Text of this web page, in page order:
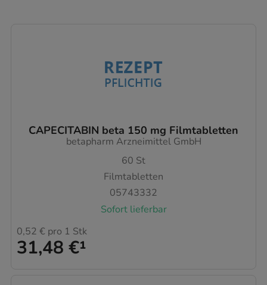
CAPECITABIN beta 150 mg Filmtabletten
betapharm Arzneimittel GmbH
60 St
Filmtabletten
05743332
Sofort lieferbar
31,48 €¹
0,52 € pro 1 Stk